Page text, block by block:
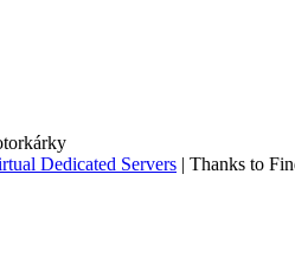
Dedicated Servers | Thanks to